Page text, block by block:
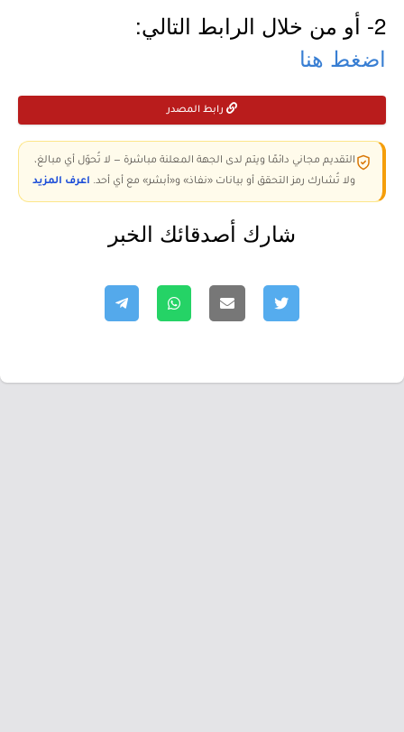
2- أو من خلال الرابط التالي:
اضغط هنا
رابط المصدر
التقديم مجاني دائمًا ويتم لدى الجهة المعلنة مباشرة — لا تُحوّل أي مبالغ،
ولا تُشارك رمز التحقق أو بيانات «نفاذ» و«أبشر» مع أي أحد. اعرف المزيد
شارك أصدقائك الخبر